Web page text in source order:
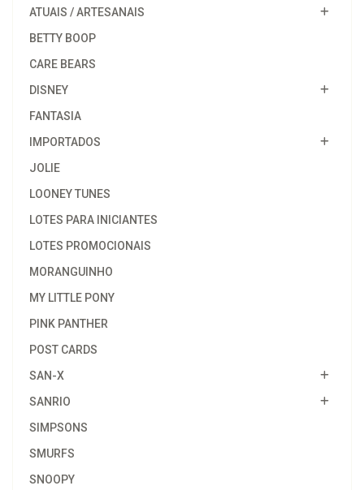
ATUAIS / ARTESANAIS
BETTY BOOP
CARE BEARS
DISNEY
FANTASIA
IMPORTADOS
JOLIE
LOONEY TUNES
LOTES PARA INICIANTES
LOTES PROMOCIONAIS
MORANGUINHO
MY LITTLE PONY
PINK PANTHER
POST CARDS
SAN-X
SANRIO
SIMPSONS
SMURFS
SNOOPY